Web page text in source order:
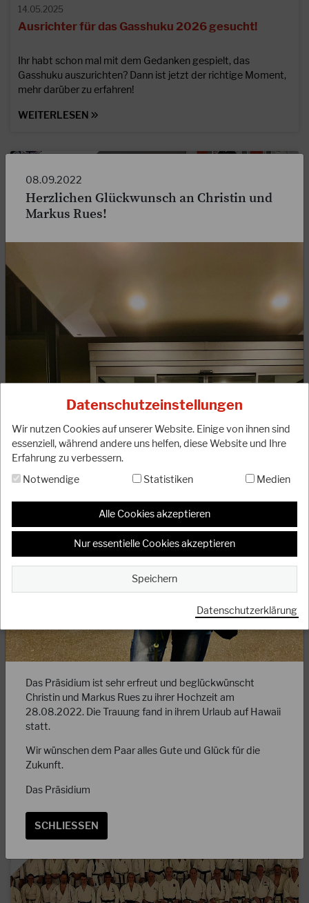
Datenschutzeinstellungen
Wir nutzen Cookies auf unserer Website. Einige von ihnen sind
essenziell, während andere uns helfen, diese Website und Ihre
Erfahrung zu verbessern.
Notwendige
Statistiken Medien
Alle Cookies akzeptieren
Nur essentielle Cookies akzeptieren
Speichern
Datenschutzerklärung
14.05.2025
Ausrichter für das Gasshuku 2026 gesucht!
Ihr habt schon mal mit dem Gedanken gespielt, das
Gasshuku auszurichten? Dann ist jetzt der richtige Moment,
mehr darüber zu erfahren!
WEITERLESEN
13.05.2025
Ergebnisse der JKA-Europameisterschaft 2025
Bei den diesjährigen JKA-Europameisterschaften in Prag
abschließen. Mit neun Medaillen und dem…
WEITERLESEN
28.04.2025
Achtung: Anmeldeformular zum Gasshuku 2025
in Taunusstein online!
Liebe Mitglieder, die Ausschreibung und das Online-Formular
zur Anmeldung für das diesjährige Gasshuku in Taunusstein
steht nun online auf der…
WEITERLESEN
08.09.2022
Herzlichen Glückwunsch an Christin und
Markus Rues!
Das Präsidium ist sehr erfreut und beglückwünscht
Christin und Markus Rues zu ihrer Hochzeit am
28.08.2022. Die Trauung fand in ihrem Urlaub auf Hawaii
statt.
Wir wünschen dem Paar alles Gute und Glück für die
Zukunft.
Das Präsidium
SCHLIESSEN